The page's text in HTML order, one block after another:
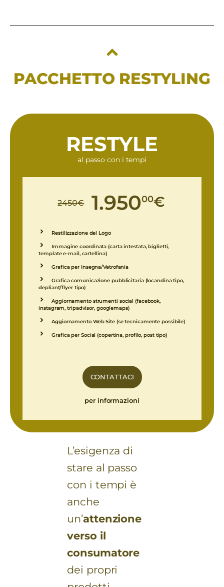
PACCHETTO RESTYLING
RESTYLE
al passo con i tempi
2450€ 1.95000€
Restilizzazione del Logo
Immagine coordinata (carta intestata, biglietti,
template e-mail, cartellina)
Grafica per Insegna/Vetrofania
Grafica comunicazione pubblicitaria (locandina tipo,
depliant/flyer tipo)
Aggiornamento strumenti social (facebook,
instagram, tripadvisor, googlemaps)
Aggiornamento Web Site (se tecnicamente possibile)
Grafica per Social (copertina, profilo, post tipo)
CONTATTACI
per informazioni
L’esigenza di
stare al passo
con i tempi è
anche
un’attenzione
verso il
consumatore
dei propri